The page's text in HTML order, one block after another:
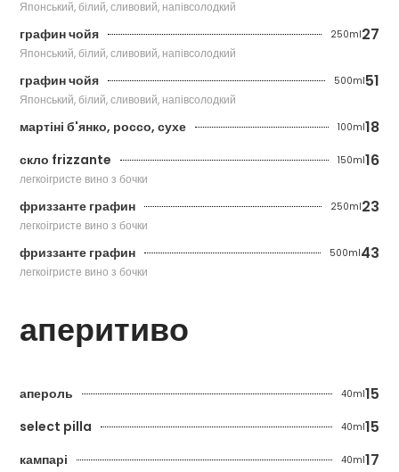
Японський, білий, сливовий, напівсолодкий
графин чойя 250ml27
Японський, білий, сливовий, напівсолодкий
графин чойя 500ml51
Японський, білий, сливовий, напівсолодкий
мартіні б'янко, россо, сухе 100ml18
скло frizzante 150ml16
легкоігристе вино з бочки
фриззанте графин 250ml23
легкоігристе вино з бочки
фриззанте графин 500ml43
легкоігристе вино з бочки
аперитиво
апероль 40ml15
select pilla 40ml15
кампарі 40ml17